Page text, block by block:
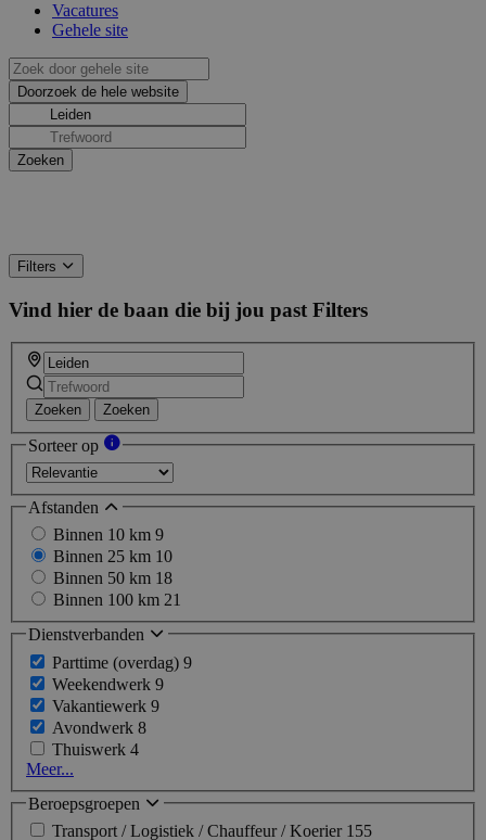
Vacatures
Gehele site
Filters
Vind hier de baan die bij jou past Filters
Zoeken Zoeken
Sorteer op
Afstanden
Binnen 10 km 9
Binnen 25 km 10
Binnen 50 km 18
Binnen 100 km 21
Dienstverbanden
Parttime (overdag) 9
Weekendwerk 9
Vakantiewerk 9
Avondwerk 8
Thuiswerk 4
Meer...
Beroepsgroepen
Transport / Logistiek / Chauffeur / Koerier 155